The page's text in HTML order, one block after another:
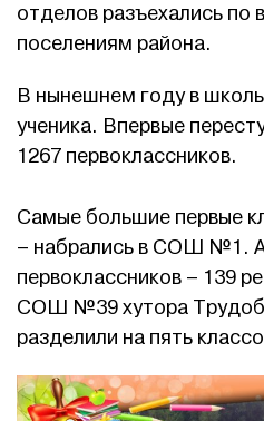
отделов разъехались по
поселениям района.
В нынешнем году в
ученика. Впервые
1267 первоклассников.
Самые большие первые
– набрались в СОШ №1.
первоклассников – 139
СОШ №39 хутора
разделили на пять